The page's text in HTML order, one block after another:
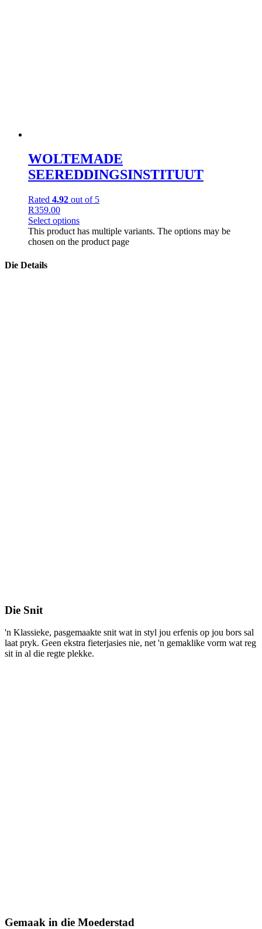
WOLTEMADE
SEEREDDINGSINSTITUUT
Rated 4.92 out of 5
R359.00
Select options
This product has multiple variants. The options may be
chosen on the product page
Die Details
Die Snit
'n Klassieke, pasgemaakte snit wat in styl jou erfenis op jou bors sal
laat pryk. Geen ekstra fieterjasies nie, net 'n gemaklike vorm wat reg
sit in al die regte plekke.
Gemaak in die Moederstad